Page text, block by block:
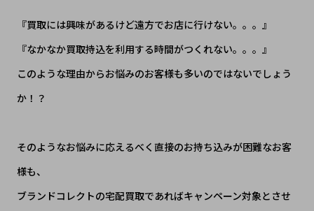
『買取には興味があるけど遠方でお店に行けない。。。』
『なかなか買取持込を利用する時間がつくれない。。。』
このような理由からお悩みのお客様も多いのではないでしょう
か！？
​そのようなお悩みに応えるべく直接のお持ち込みが困難なお客
様も、
ブランドコレクトの宅配買取であればキャンペーン対象とさせ